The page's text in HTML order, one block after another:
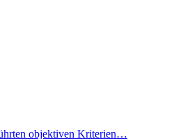
objektiven Kriterien…